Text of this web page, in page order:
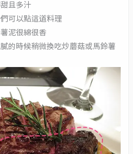
且多汁
可以點這道料理
泥很綿很香
的時候稍微換吃炒蘑菇或馬鈴薯